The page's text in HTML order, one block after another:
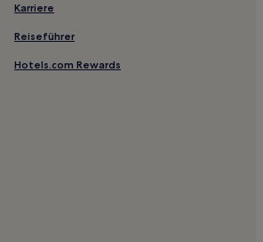
Karriere
Reiseführer
Hotels.com Rewards